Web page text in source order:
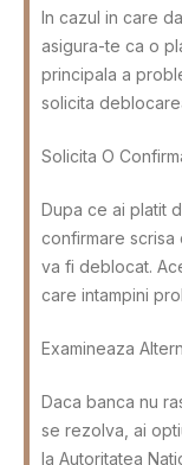
In cazul in care
asigura-te ca o
principala a
solicita
Solicita O
Dupa ce ai platit
confirmare scrisa
va fi deblocat.
care intampini
Examineaza
Daca banca nu
se rezolva, ai
la Autoritatea